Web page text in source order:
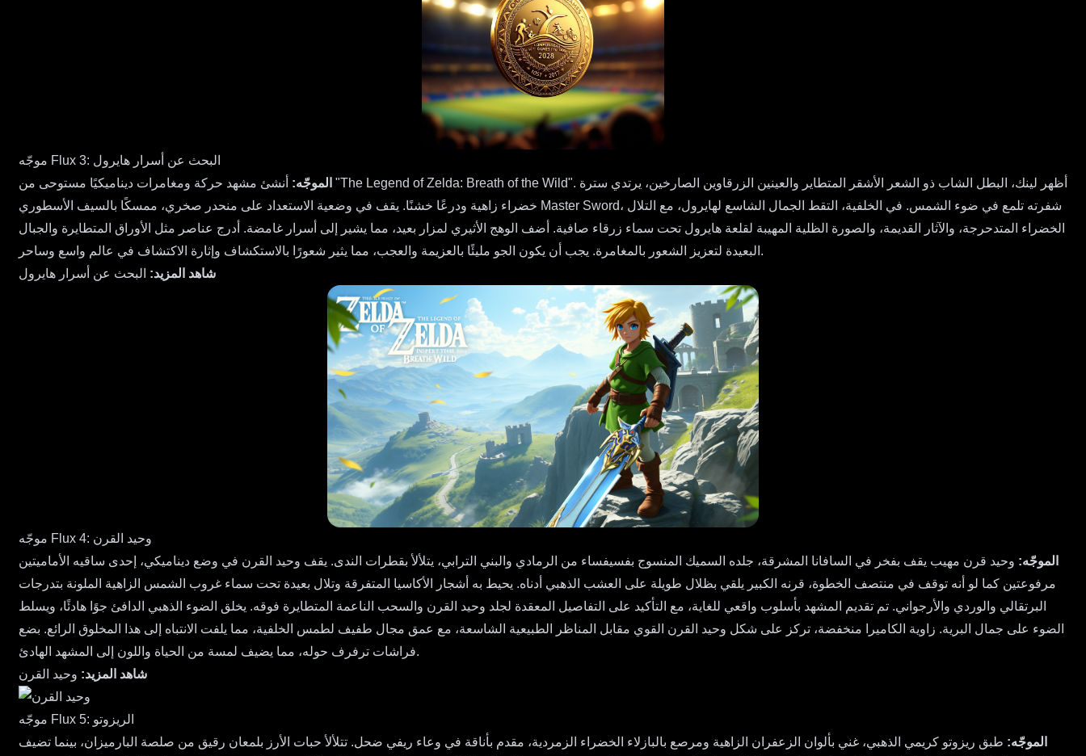
موجّه Flux 3: البحث عن أسرار هايرول
الموجّه: أنشئ مشهد حركة ومغامرات ديناميكيًا مستوحى من "The Legend of Zelda: Breath of the Wild". أظهر لينك، البطل الشاب ذو الشعر الأشقر المتطاير والعينين الزرقاوين الصارخين، يرتدي سترة
خضراء زاهية ودرعًا خشنًا. يقف في وضعية الاستعداد على منحدر صخري، ممسكًا بالسيف الأسطوري Master Sword، شفرته تلمع في ضوء الشمس. في الخلفية، التقط الجمال الشاسع لهايرول، مع التلال
الخضراء المتدحرجة، والآثار القديمة، والصورة الظلية المهيبة لقلعة هايرول تحت سماء زرقاء صافية. أضف الوهج الأثيري لمزار بعيد، مما يشير إلى أسرار غامضة. أدرج عناصر مثل الأوراق المتطايرة والجبال
البعيدة لتعزيز الشعور بالمغامرة. يجب أن يكون الجو مليئًا بالعزيمة والعجب، مما يثير شعورًا بالاستكشاف وإثارة الاكتشاف في عالم واسع وساحر.
شاهد المزيد: البحث عن أسرار هايرول
موجّه Flux 4: وحيد القرن
الموجّه: وحيد قرن مهيب يقف بفخر في السافانا المشرقة، جلده السميك المنسوج بفسيفساء من الرمادي والبني الترابي، يتلألأ بقطرات الندى. يقف وحيد القرن في وضع ديناميكي، إحدى ساقيه الأماميتين
مرفوعتين كما لو أنه توقف في منتصف الخطوة، قرنه الكبير يلقي بظلال طويلة على العشب الذهبي أدناه. يحيط به أشجار الأكاسيا المتفرقة وتلال بعيدة تحت سماء غروب الشمس الزاهية الملونة بتدرجات
البرتقالي والوردي والأرجواني. تم تقديم المشهد بأسلوب واقعي للغاية، مع التأكيد على التفاصيل المعقدة لجلد وحيد القرن والسحب الناعمة المتطايرة فوقه. يخلق الضوء الذهبي الدافئ جوًا هادئًا، ويسلط
الضوء على جمال البرية. زاوية الكاميرا منخفضة، تركز على شكل وحيد القرن القوي مقابل المناظر الطبيعية الشاسعة، مع عمق مجال طفيف لطمس الخلفية، مما يلفت الانتباه إلى هذا المخلوق الرائع. بضع
فراشات ترفرف حوله، مما يضيف لمسة من الحياة واللون إلى المشهد الهادئ.
شاهد المزيد: وحيد القرن
موجّه Flux 5: الريزوتو
الموجّه: طبق ريزوتو كريمي الذهبي، غني بألوان الزعفران الزاهية ومرصع بالبازلاء الخضراء الزمردية، مقدم بأناقة في وعاء ريفي ضحل. تتلألأ حبات الأرز بلمعان رقيق من صلصة البارميزان، بينما تضيف